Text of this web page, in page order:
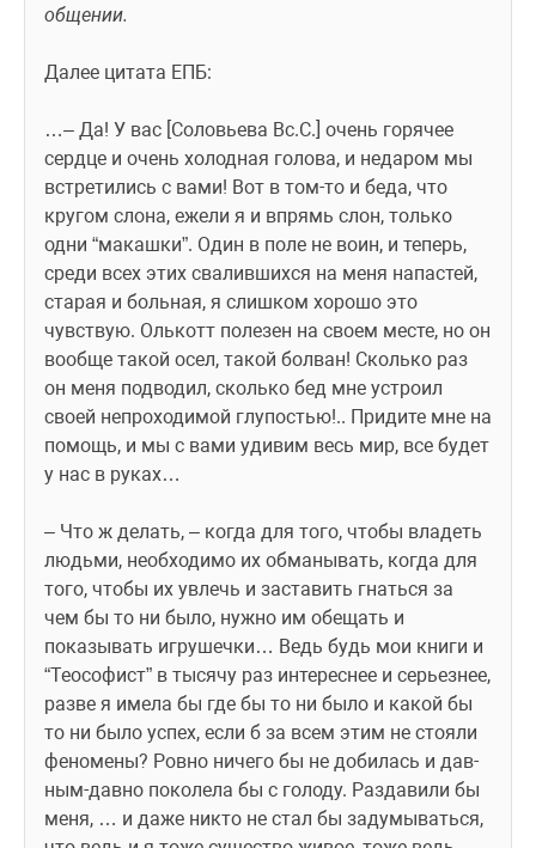
общении.
Далее цитата ЕПБ:
…– Да! У вас [Соловьева Вс.С.] очень горячее
сердце и очень холодная голова, и недаром мы
встретились с вами! Вот в том-то и беда, что
кругом слона, ежели я и впрямь слон, только
одни “макашки”. Один в поле не воин, и теперь,
среди всех этих сваливших­ся на меня напастей,
старая и больная, я слишком хоро­шо это
чувствую. Олькотт полезен на своем месте, но он
вообще такой осел, такой болван! Сколько раз
он меня подводил, сколько бед мне устроил
своей непроходимой глупостью!.. Придите мне на
помощь, и мы с вами уди­вим весь мир, все будет
у нас в руках…
– Что ж делать, – когда для того, чтобы владеть
людьми, необходимо их обманывать, ког­да для
того, чтобы их увлечь и заставить гнаться за
чем бы то ни было, нужно им обещать и
показывать игрушеч­ки… Ведь будь мои книги и
“Теософист” в тысячу раз интереснее и серьезнее,
разве я имела бы где бы то ни было и какой бы
то ни было успех, если б за всем этим не стояли
феномены? Ровно ничего бы не добилась и дав­
ным-давно поколела бы с голоду. Раздавили бы
меня, … и даже никто не стал бы задумываться,